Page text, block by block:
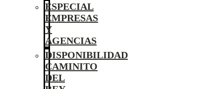
ESPECIAL
EMPRESAS
Y
AGENCIAS
DISPONIBILIDAD
CAMINITO
DEL